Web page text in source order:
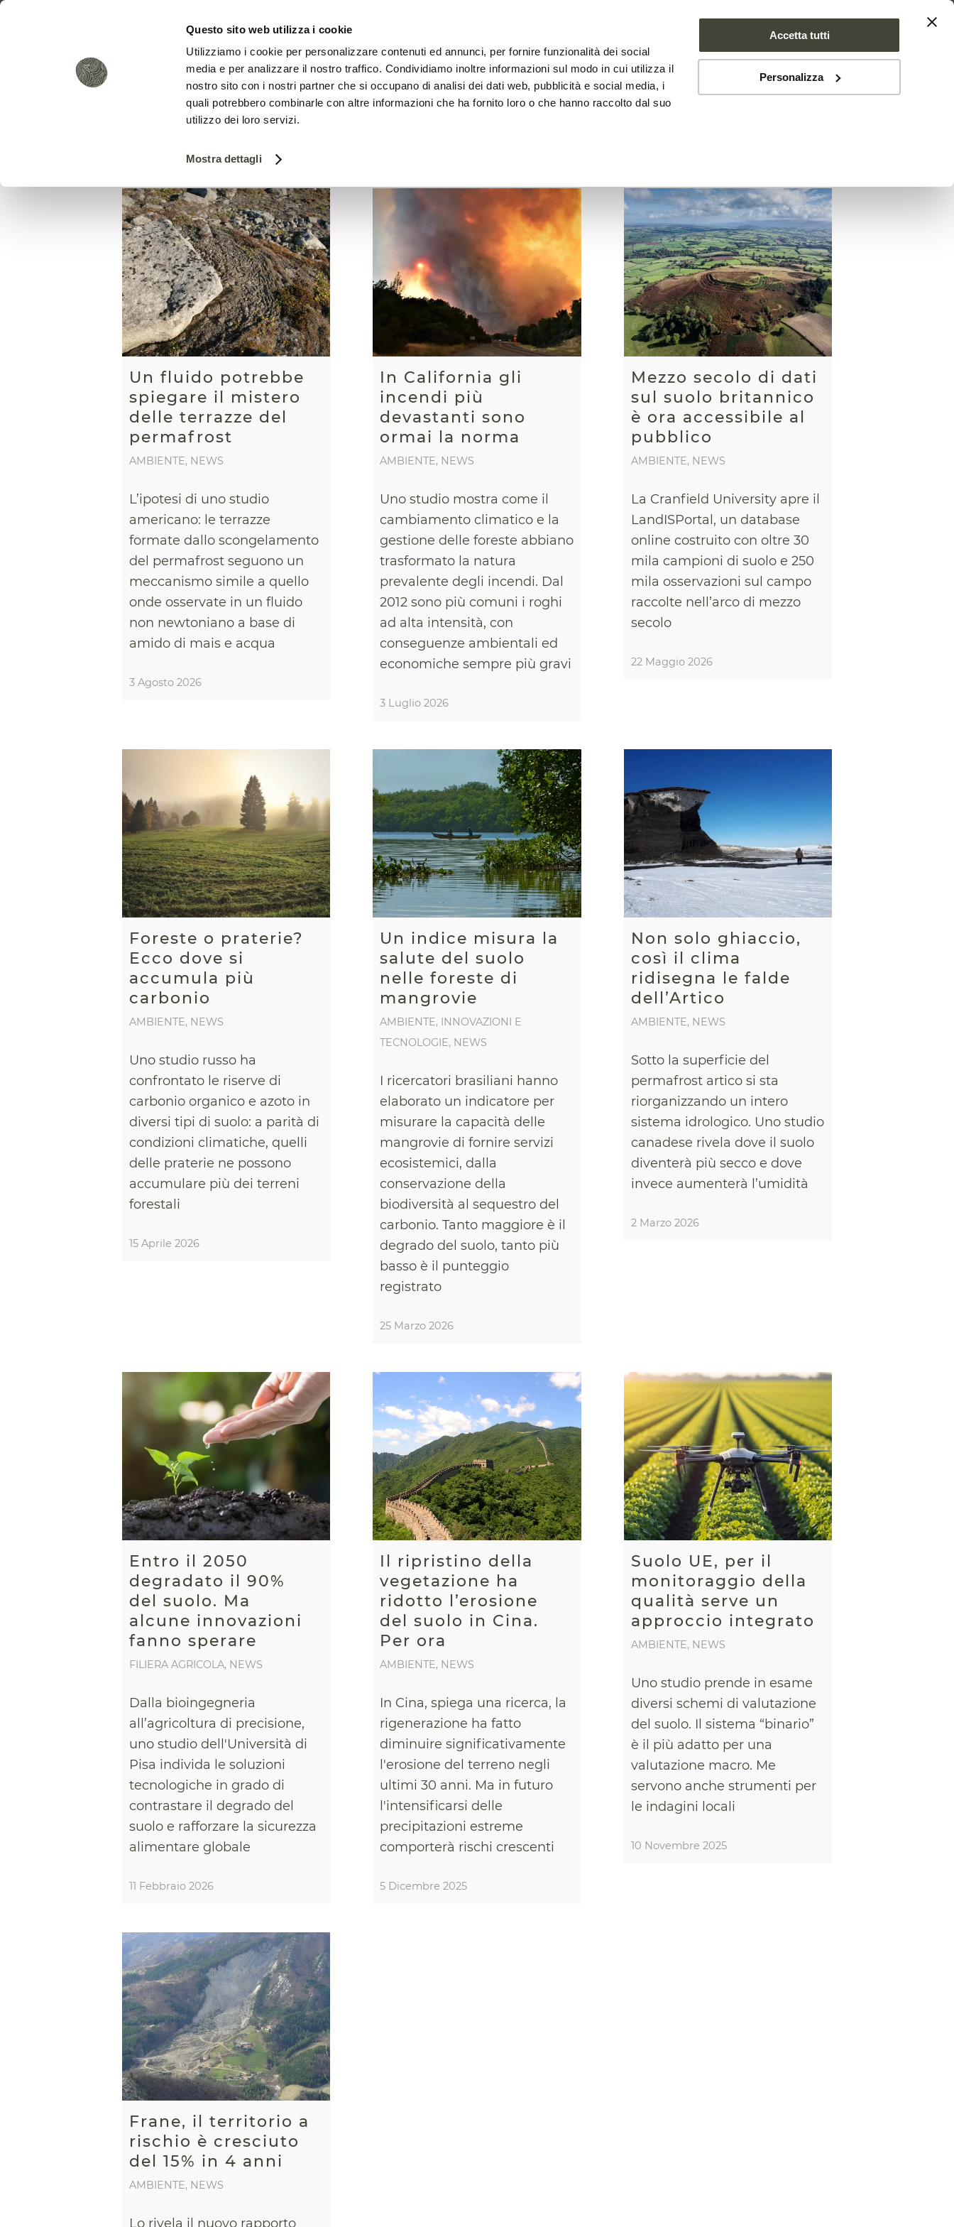
Questo sito web utilizza i cookie
Utilizziamo i cookie per personalizzare contenuti ed annunci, per fornire funzionalità dei social
media e per analizzare il nostro traffico. Condividiamo inoltre informazioni sul modo in cui utilizza il
nostro sito con i nostri partner che si occupano di analisi dei dati web, pubblicità e social media, i
quali potrebbero combinarle con altre informazioni che ha fornito loro o che hanno raccolto dal suo
utilizzo dei loro servizi.
Mostra dettagli
Accetta tutti
Personalizza
LA FONDAZIONE ATTIVITÀ RISORSE LIGHTHOUSE FARMS NEWS CONTATTI
Un fluido potrebbe
spiegare il mistero
delle terrazze del
permafrost
AMBIENTE, NEWS
L’ipotesi di uno studio
americano: le terrazze
formate dallo scongelamento
del permafrost seguono un
meccanismo simile a quello
onde osservate in un fluido
non newtoniano a base di
amido di mais e acqua
3 Agosto 2026
In California gli
incendi più
devastanti sono
ormai la norma
AMBIENTE, NEWS
Uno studio mostra come il
cambiamento climatico e la
gestione delle foreste abbiano
trasformato la natura
prevalente degli incendi. Dal
2012 sono più comuni i roghi
ad alta intensità, con
conseguenze ambientali ed
economiche sempre più gravi
3 Luglio 2026
Mezzo secolo di dati
sul suolo britannico
è ora accessibile al
pubblico
AMBIENTE, NEWS
La Cranfield University apre il
LandISPortal, un database
online costruito con oltre 30
mila campioni di suolo e 250
mila osservazioni sul campo
raccolte nell’arco di mezzo
secolo
22 Maggio 2026
Foreste o praterie?
Ecco dove si
accumula più
carbonio
AMBIENTE, NEWS
Uno studio russo ha
confrontato le riserve di
carbonio organico e azoto in
diversi tipi di suolo: a parità di
condizioni climatiche, quelli
delle praterie ne possono
accumulare più dei terreni
forestali
15 Aprile 2026
Un indice misura la
salute del suolo
nelle foreste di
mangrovie
AMBIENTE, INNOVAZIONI E
TECNOLOGIE, NEWS
I ricercatori brasiliani hanno
elaborato un indicatore per
misurare la capacità delle
mangrovie di fornire servizi
ecosistemici, dalla
conservazione della
biodiversità al sequestro del
carbonio. Tanto maggiore è il
degrado del suolo, tanto più
basso è il punteggio
registrato
25 Marzo 2026
Non solo ghiaccio,
così il clima
ridisegna le falde
dell’Artico
AMBIENTE, NEWS
Sotto la superficie del
permafrost artico si sta
riorganizzando un intero
sistema idrologico. Uno studio
canadese rivela dove il suolo
diventerà più secco e dove
invece aumenterà l’umidità
2 Marzo 2026
Entro il 2050
degradato il 90%
del suolo. Ma
alcune innovazioni
fanno sperare
FILIERA AGRICOLA, NEWS
Dalla bioingegneria
all’agricoltura di precisione,
uno studio dell'Università di
Pisa individa le soluzioni
tecnologiche in grado di
contrastare il degrado del
suolo e rafforzare la sicurezza
alimentare globale
11 Febbraio 2026
Il ripristino della
vegetazione ha
ridotto l’erosione
del suolo in Cina.
Per ora
AMBIENTE, NEWS
In Cina, spiega una ricerca, la
rigenerazione ha fatto
diminuire significativamente
l'erosione del terreno negli
ultimi 30 anni. Ma in futuro
l'intensificarsi delle
precipitazioni estreme
comporterà rischi crescenti
5 Dicembre 2025
Suolo UE, per il
monitoraggio della
qualità serve un
approccio integrato
AMBIENTE, NEWS
Uno studio prende in esame
diversi schemi di valutazione
del suolo. Il sistema “binario”
è il più adatto per una
valutazione macro. Me
servono anche strumenti per
le indagini locali
10 Novembre 2025
Frane, il territorio a
rischio è cresciuto
del 15% in 4 anni
AMBIENTE, NEWS
Lo rivela il nuovo rapporto